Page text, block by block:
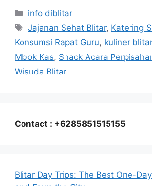
Categories
info diblitar
Tags
Jajanan Sehat Blitar, Katering
Konsumsi Rapat Guru, kuliner blitar
Mbok Kas, Snack Acara
Wisuda Blitar
Contact : +6285851515155
Blitar Day Trips: The Best One-